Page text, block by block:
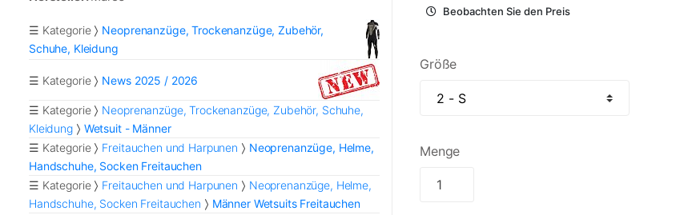
☰ Kategorie
Neoprenanzüge, Trockenanzüge, Zubehör,
Schuhe, Kleidung
☰ Kategorie News 2025 / 2026
☰ Kategorie
Neoprenanzüge, Trockenanzüge, Zubehör, Schuhe,
Kleidung
Wetsuit - Männer
☰ Kategorie
Freitauchen und Harpunen
Neoprenanzüge, Helme,
Handschuhe, Socken Freitauchen
☰ Kategorie
Freitauchen und Harpunen
Neoprenanzüge, Helme,
Handschuhe, Socken Freitauchen
Männer Wetsuits Freitauchen
Beobachten Sie den Preis
Größe
Menge